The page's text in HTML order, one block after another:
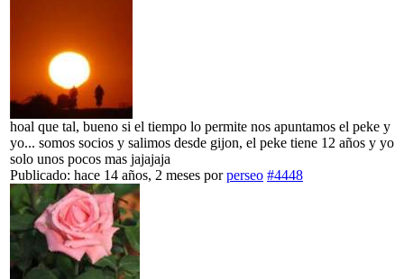
hoal que tal, bueno si el tiempo lo permite nos apuntamos el peke y
yo... somos socios y salimos desde gijon, el peke tiene 12 años y yo
solo unos pocos mas jajajaja
Publicado: hace 14 años, 2 meses porperseo #4448